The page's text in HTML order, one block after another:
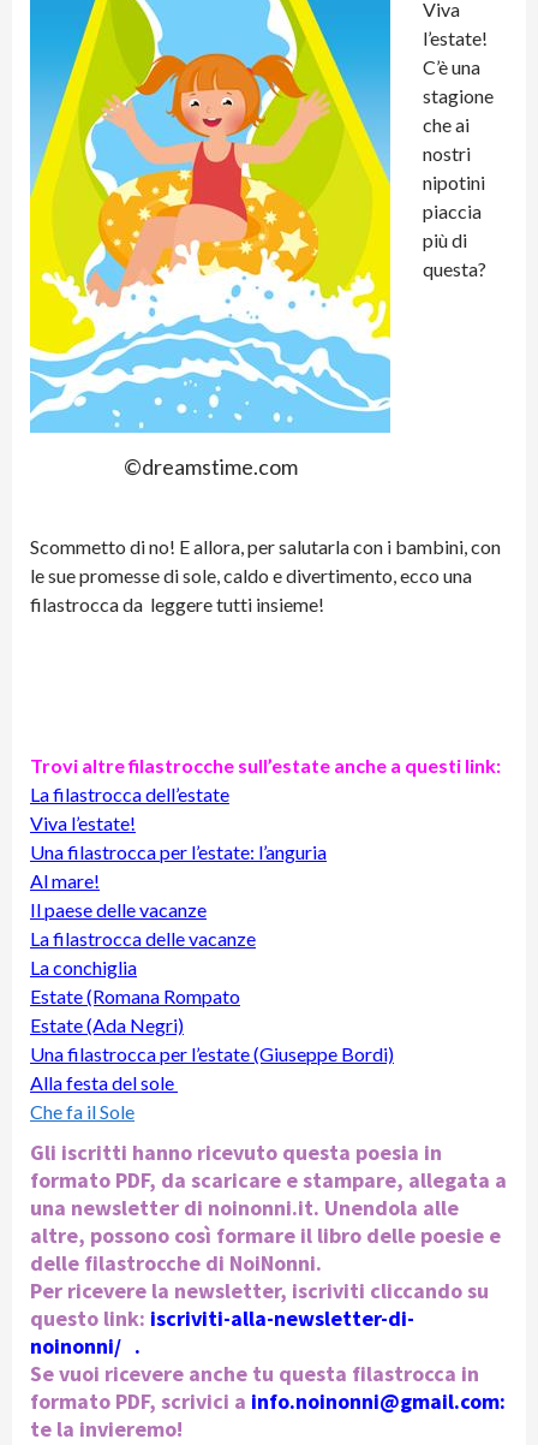
©dreamstime.com
Viva
l’estate!
C’è una
stagione
che ai
nostri
nipotini
piaccia
più di
questa?
Scommetto di no! E allora, per salutarla con i bambini, con
le sue promesse di sole, caldo e divertimento, ecco una
filastrocca da leggere tutti insieme!
Trovi altre filastrocche sull’estate anche a questi link:
La filastrocca dell’estate
Viva l’estate!
Una filastrocca per l’estate: l’anguria
Al mare!
Il paese delle vacanze
La filastrocca delle vacanze
La conchiglia
Estate (Romana Rompato
Estate (Ada Negri)
Una filastrocca per l’estate (Giuseppe Bordi)
Alla festa del sole
Che fa il Sole
Gli iscritti hanno ricevuto questa poesia in
formato PDF, da scaricare e stampare, allegata a
una newsletter di noinonni.it. Unendola alle
altre, possono così formare il libro delle poesie e
delle filastrocche di NoiNonni.
Per ricevere la newsletter, iscriviti cliccando su
questo link: iscriviti-alla-newsletter-di-
noinonni/ .
Se vuoi ricevere anche tu questa filastrocca in
formato PDF, scrivici a info.noinonni@gmail.com:
te la invieremo!